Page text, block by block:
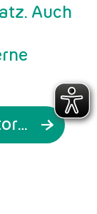
Auch
Sommer Picknick Karlstorbahnhof